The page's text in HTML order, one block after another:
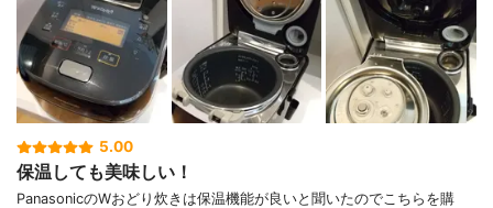
5.00
保温しても美味しい！
PanasonicのWおどり炊きは保温機能が良いと聞いたのでこちらを購